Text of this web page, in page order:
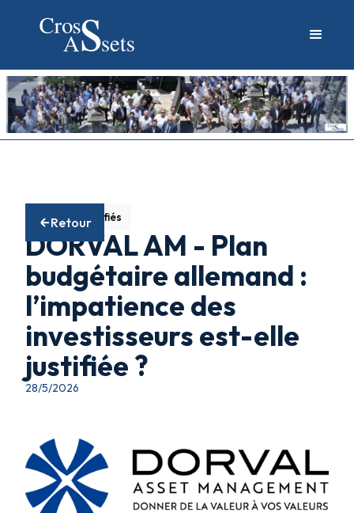
Retour
Fonds diversifiés
DORVAL AM - Plan
budgétaire allemand :
l’impatience des
investisseurs est-elle
justifiée ?
28/5/2026